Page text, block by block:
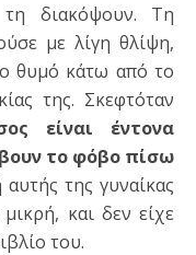
διακόψουν. Τη
με λίγη θλίψη,
θυμό κάτω από το
της. Σκεφτόταν
είναι έντονα
το φόβο πίσω
της γυναίκας
και δεν είχε
του.